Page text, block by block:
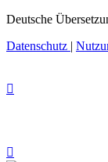
Deutsche
Datenschutz |